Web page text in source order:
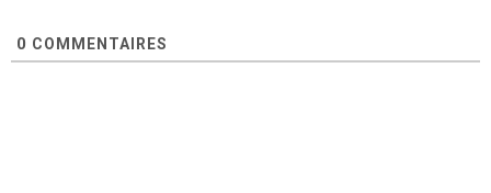
0 COMMENTAIRES